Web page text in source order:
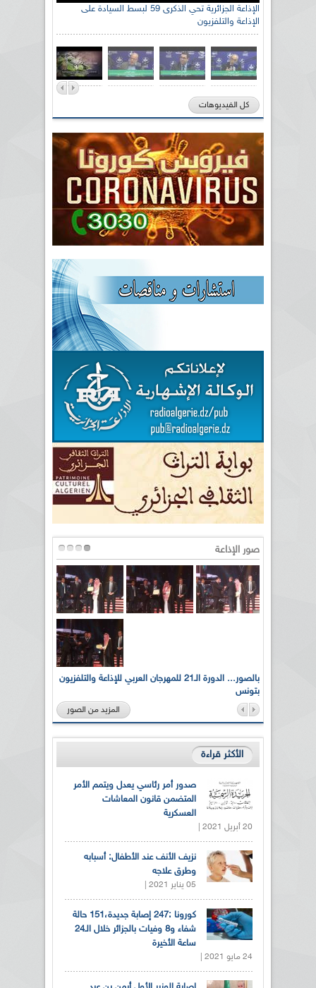
الإذاعة الجزائرية تحي الذكرى 59 لبسط السيادة على
الإذاعة والتلفزيون
كل الفيديوهات
صور الإذاعة
بالصور... الدورة الـ21 للمهرجان العربي للإذاعة والتلفزيون
بتونس
المزيد من الصور
الأكثر قراءة
صدور أمر رئاسي يعدل ويتمم الأمر
المتضمن قانون المعاشات
العسكرية
20 أبريل 2021 |
نزيف الأنف عند الأطفال: أسبابه
وطرق علاجه
05 يناير 2021 |
كورونا :247 إصابة جديدة،151 حالة
شفاء و8 وفيات بالجزائر خلال الـ24
ساعة الأخيرة
24 مايو 2021 |